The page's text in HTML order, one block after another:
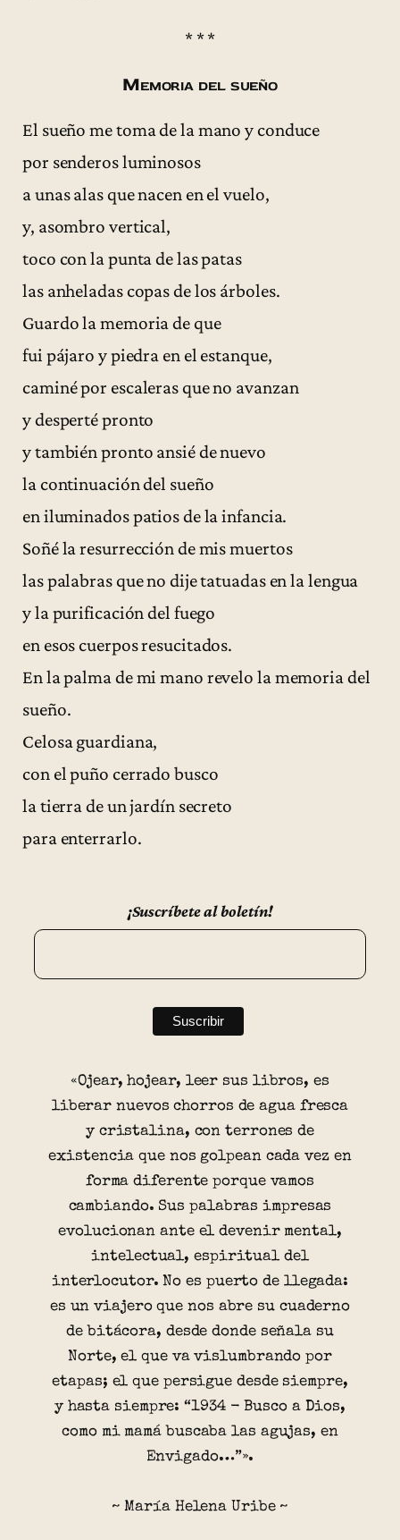
* * *
Memoria del sueño
El sueño me toma de la mano y conduce
por senderos luminosos
a unas alas que nacen en el vuelo,
y, asombro vertical,
toco con la punta de las patas
las anheladas copas de los árboles.
Guardo la memoria de que
fui pájaro y piedra en el estanque,
caminé por escaleras que no avanzan
y desperté pronto
y también pronto ansié de nuevo
la continuación del sueño
en iluminados patios de la infancia.
Soñé la resurrección de mis muertos
las palabras que no dije tatuadas en la lengua
y la purificación del fuego
en esos cuerpos resucitados.
En la palma de mi mano revelo la memoria del
sueño.
Celosa guardiana,
con el puño cerrado busco
la tierra de un jardín secreto
para enterrarlo.
¡Suscríbete al boletín!
«Ojear, hojear, leer sus libros, es
liberar nuevos chorros de agua fresca
y cristalina, con terrones de
existencia que nos golpean cada vez en
forma diferente porque vamos
cambiando. Sus palabras impresas
evolucionan ante el devenir mental,
intelectual, espiritual del
interlocutor. No es puerto de llegada:
es un viajero que nos abre su cuaderno
de bitácora, desde donde señala su
Norte, el que va vislumbrando por
etapas; el que persigue desde siempre,
y hasta siempre: “1934 - Busco a Dios,
como mi mamá buscaba las agujas, en
Envigado…”».
~ María Helena Uribe ~